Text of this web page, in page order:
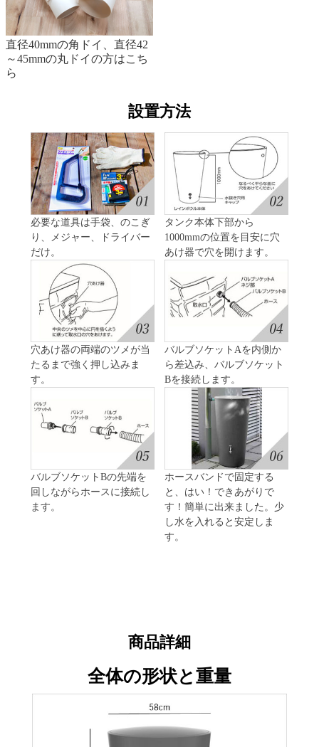
直径40mmの角ドイ、直径42
～45mmの丸ドイの方はこち
ら
設置方法
必要な道具は手袋、のこぎ
り、メジャー、ドライバー
だけ。
タンク本体下部から
1000mmの位置を目安に穴
あけ器で穴を開けます。
穴あけ器の両端のツメが当
たるまで強く押し込みま
す。
バルブソケットAを内側か
ら差込み、バルブソケット
Bを接続します。
バルブソケットBの先端を
回しながらホースに接続し
ます。
ホースバンドで固定する
と、はい！できあがりで
す！簡単に出来ました。少
し水を入れると安定しま
す。
商品詳細
全体の形状と重量